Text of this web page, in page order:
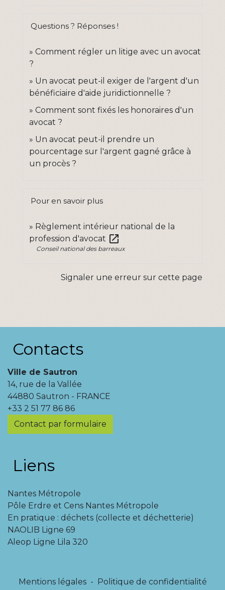
Questions ? Réponses !
Comment régler un litige avec un avocat
?
Un avocat peut-il exiger de l'argent d'un
bénéficiaire d'aide juridictionnelle ?
Comment sont fixés les honoraires d'un
avocat ?
Un avocat peut-il prendre un
pourcentage sur l'argent gagné grâce à
un procès ?
Pour en savoir plus
Règlement intérieur national de la
profession d'avocat open_in_new
Conseil national des barreaux
Signaler une erreur sur cette page
Contacts
Ville de Sautron
14, rue de la Vallée
44880 Sautron - FRANCE
+33 2 51 77 86 86
Contact par formulaire
Liens
Nantes Métropole
Pôle Erdre et Cens Nantes Métropole
En pratique : déchets (collecte et déchetterie)
NAOLIB Ligne 69
Aleop Ligne Lila 320
Mentions légales -
Politique de confidentialité